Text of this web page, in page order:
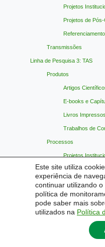
Este site utiliza
experiência de
continuar utilizando
política de
pode saber mais
utilizados na Política
Projetos
Projetos de
Transmissões
Linha de Pesquisa 3: TAS
Produtos
Artigos
E-books e
Livros Impressos
Trabalhos de
Processos
Projetos
Projetos de
Referenciamentos
Transmissões
Materiais Indicados